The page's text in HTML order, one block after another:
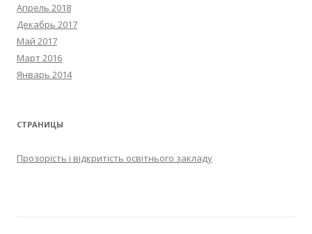
Апрель 2018
Декабрь 2017
Май 2017
Март 2016
Январь 2014
СТРАНИЦЫ
Прозорість і відкритість освітнього закладу